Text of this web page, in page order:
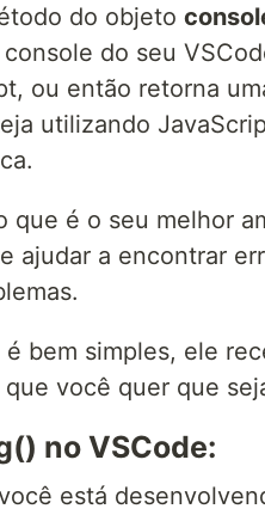
do objeto
do seu
ou então retorna
utilizando
que é o seu melhor
ajudar a encontrar
é bem simples, ele
você quer que
no VSCode:
está